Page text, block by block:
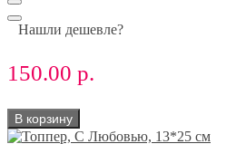
Нашли дешевле?
150.00 р.
В корзину